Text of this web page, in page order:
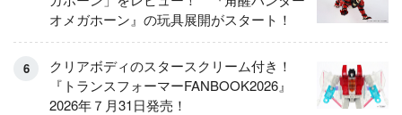
オメガホーン』の玩具展開がスタート！
クリアボディのスタースクリーム付き！
『トランスフォーマーFANBOOK2026』
2026年７月31日発売！